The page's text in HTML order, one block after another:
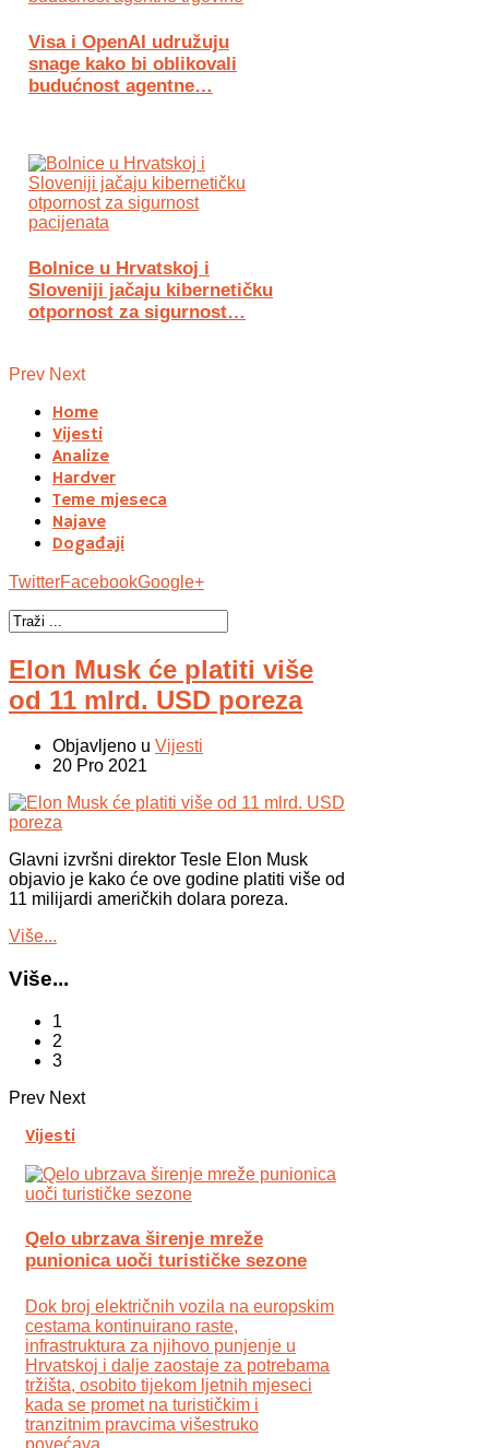
Visa i OpenAI udružuju
snage kako bi oblikovali
budućnost agentne…
Bolnice u Hrvatskoj i
Sloveniji jačaju kibernetičku
otpornost za sigurnost…
Prev Next
Home
Vijesti
Analize
Hardver
Teme mjeseca
Najave
Događaji
TwitterFacebookGoogle+
Elon Musk će platiti više
od 11 mlrd. USD poreza
Objavljeno u Vijesti
20 Pro 2021
Glavni izvršni direktor Tesle Elon Musk
objavio je kako će ove godine platiti više od
11 milijardi američkih dolara poreza.
Više...
Više...
1
2
3
Prev Next
Vijesti
Qelo ubrzava širenje mreže
punionica uoči turističke sezone
Dok broj električnih vozila na europskim
cestama kontinuirano raste,
infrastruktura za njihovo punjenje u
Hrvatskoj i dalje zaostaje za potrebama
tržišta, osobito tijekom ljetnih mjeseci
kada se promet na turističkim i
tranzitnim pravcima višestruko
povećava.